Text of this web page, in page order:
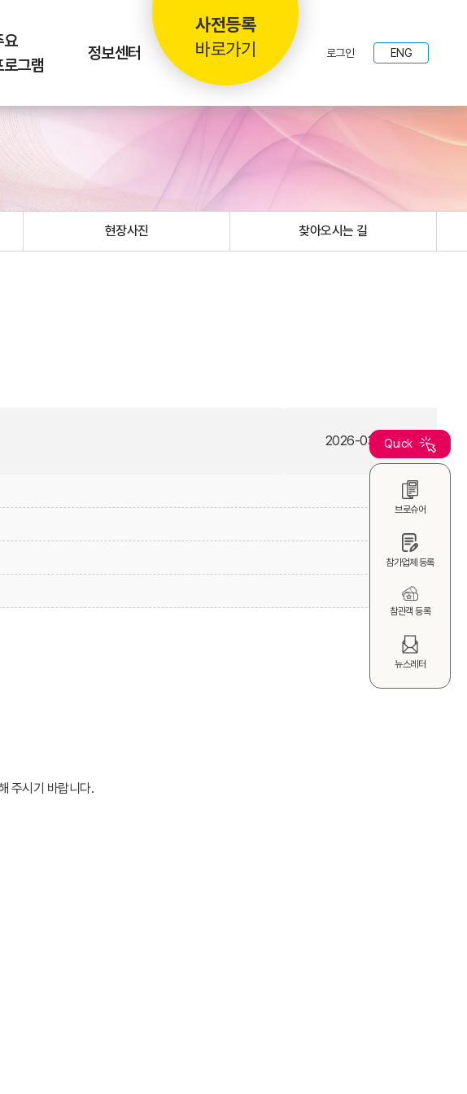
요
로그램
정보센터
사전등록
바로가기
로그인 ENG
현장사진 찾아오시는 길
2026-03-03
주시기 바랍니다.
Quick
브로슈어
참가업체 등록
참관객 등록
뉴스레터